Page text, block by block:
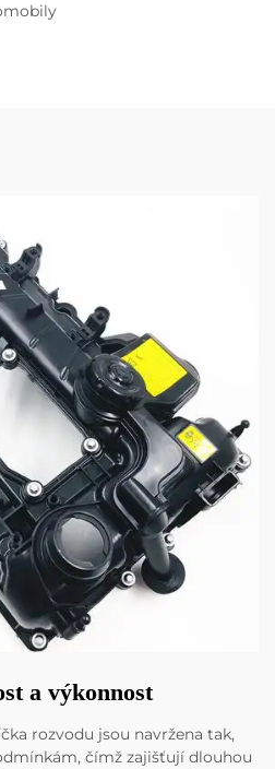
a výkonnost
rozvodu jsou navržena tak,
čímž zajišťují dlouhou